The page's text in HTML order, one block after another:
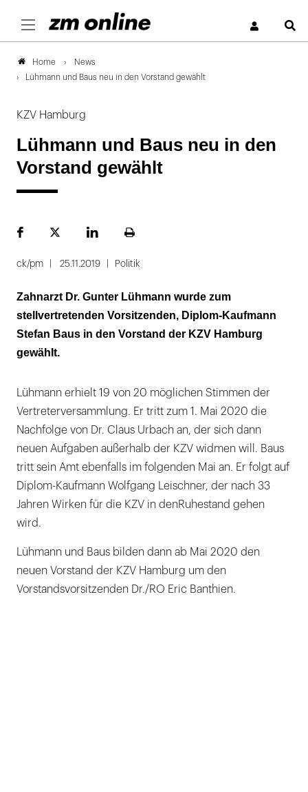
Home
News
Lühmann und Baus neu in den Vorstand gewählt
KZV Hamburg
Lühmann und Baus neu in den
Vorstand gewählt
FacebookPlattformLinekdInSeite
ck/pm 25.11.2019 Politik
Zahnarzt Dr. Gunter Lühmann wurde zum
stellvertretenden Vorsitzenden, Diplom-Kaufmann
Stefan Baus in den Vorstand der KZV Hamburg
gewählt.
Lühmann erhielt 19 von 20 möglichen Stimmen der
Vertreterversammlung. Er tritt zum 1. Mai 2020 die
Nachfolge von Dr. Claus Urbach an, der sich dann
neuen Aufgaben außerhalb der KZV widmen will. Baus
tritt sein Amt ebenfalls im folgenden Mai an. Er folgt auf
Diplom-Kaufmann Wolfgang Leischner, der nach 33
Jahren Wirken für die KZV in denRuhestand gehen
wird.
Lühmann und Baus bilden dann ab Mai 2020 den
neuen Vorstand der KZV Hamburg um den
Vorstandsvorsitzenden Dr./RO Eric Banthien.